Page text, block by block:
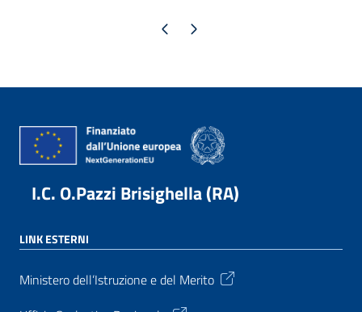
Pagina precedente
Pagina successiva
I.C. O.Pazzi Brisighella (RA)
LINK ESTERNI
Ministero dell’Istruzione e del Merito